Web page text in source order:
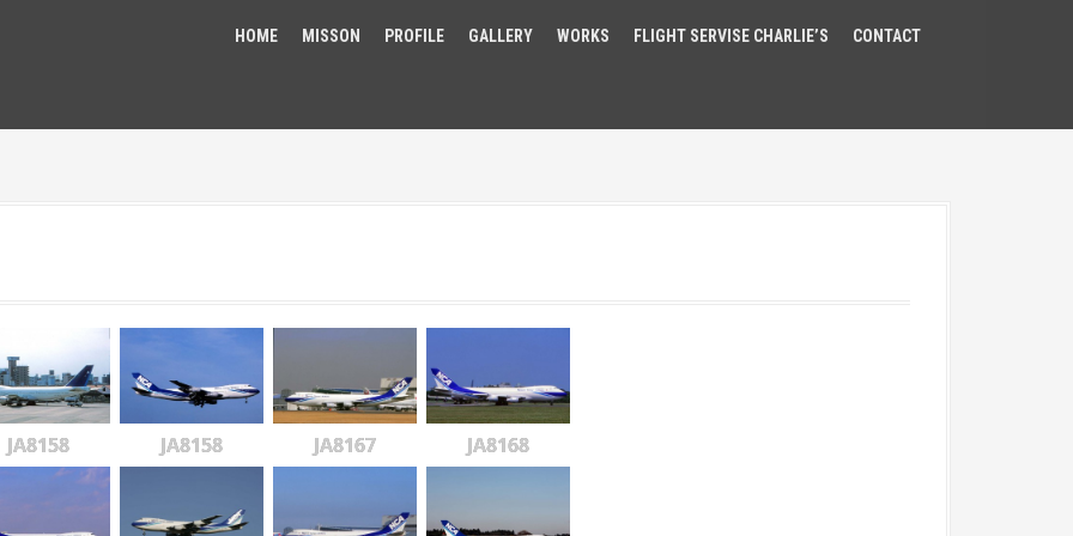
HOME MISSON PROFILE GALLERY WORKS FLIGHT SERVISE CHARLIE’S CONTACT
JA8158 JA8158 JA8167 JA8168